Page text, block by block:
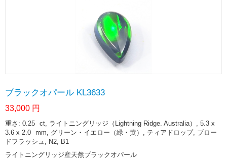
ブラックオパール KL3633
33,000 円
重さ: 0.25 ct, ライトニングリッジ（Lightning Ridge. Australia）, 5.3 x
3.6 x 2.0 mm, グリーン・イエロー（緑・黄）, ティアドロップ, ブロー
ドフラッシュ, N2, B1
ライトニングリッジ産天然ブラックオパール